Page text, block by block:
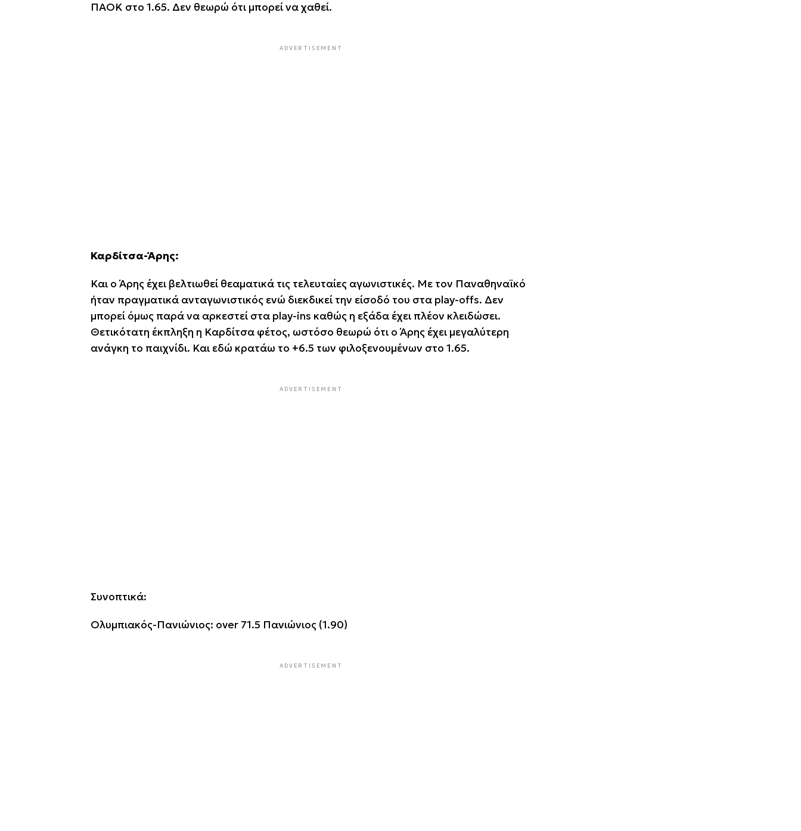
ΠΑΟΚ στο 1.65. Δεν θεωρώ ότι μπορεί να χαθεί.
ADVERTISEMENT
Καρδίτσα-Άρης:
Και ο Άρης έχει βελτιωθεί θεαματικά τις τελευταίες αγωνιστικές. Με τον Παναθηναϊκό
ήταν πραγματικά ανταγωνιστικός ενώ διεκδικεί την είσοδό του στα play-offs. Δεν
μπορεί όμως παρά να αρκεστεί στα play-ins καθώς η εξάδα έχει πλέον κλειδώσει.
Θετικότατη έκπληξη η Καρδίτσα φέτος, ωστόσο θεωρώ ότι ο Άρης έχει μεγαλύτερη
ανάγκη το παιχνίδι. Και εδώ κρατάω το +6.5 των φιλοξενουμένων στο 1.65.
ADVERTISEMENT
Συνοπτικά:
Ολυμπιακός-Πανιώνιος: over 71.5 Πανιώνιος (1.90)
ADVERTISEMENT